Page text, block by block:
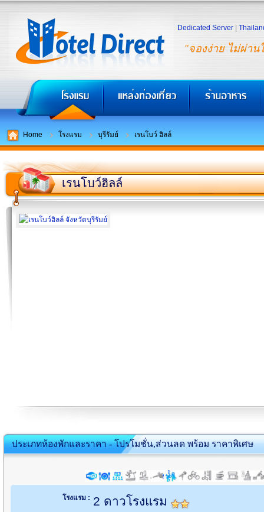
"จองง่าย ไม่ผ่าน
Dedicated Server
Home โรงแรม บุรีรัมย์ เรนโบว์ ฮิลล์
เรนโบว์ฮิลล์
ประเภทห้องพักและราคา - โปรโมชั่น,ส่วนลด พร้อม ราคาพิเศษ
โรงแรม : 2 ดาวโรงแรม